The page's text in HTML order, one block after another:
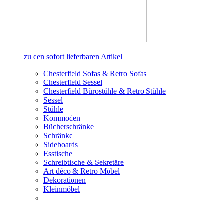
zu den sofort lieferbaren Artikel
Chesterfield Sofas & Retro Sofas
Chesterfield Sessel
Chesterfield Bürostühle & Retro Stühle
Sessel
Stühle
Kommoden
Bücherschränke
Schränke
Sideboards
Esstische
Schreibtische & Sekretäre
Art déco & Retro Möbel
Dekorationen
Kleinmöbel